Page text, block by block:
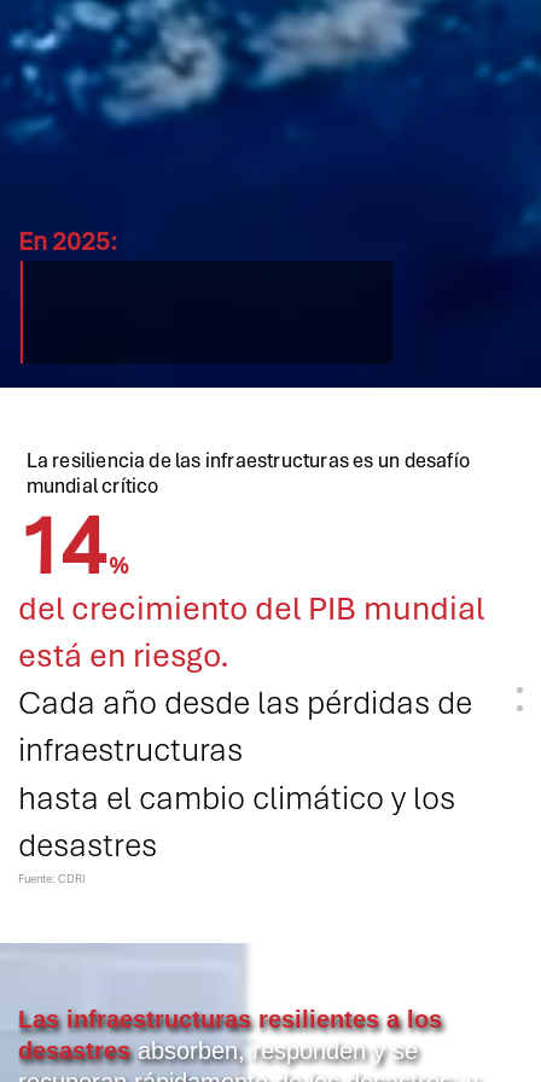
En 2025:
La resiliencia de las infraestructuras es un desafío
mundial crítico
14 %
del crecimiento del PIB mundial
está en riesgo.
Cada año desde las pérdidas de
infraestructuras
hasta el cambio climático y los
desastres
Fuente: CDRI
80 %
sectores críticos de energía,
Las infraestructuras resilientes a los
desastresabsorben, responden y se